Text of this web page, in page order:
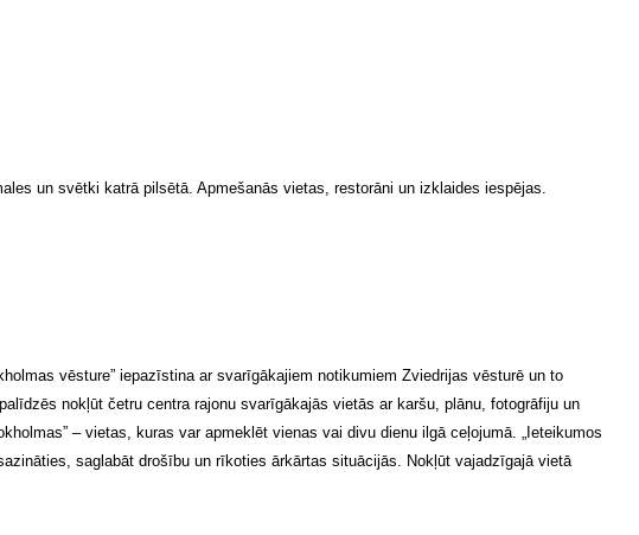
un svētki katrā pilsētā. Apmešanās vietas, restorāni un izklaides iespējas.
vēsture” iepazīstina ar svarīgākajiem notikumiem Zviedrijas vēsturē un to
nokļūt četru centra rajonu svarīgākajās vietās ar karšu, plānu, fotogrāfiju un
– vietas, kuras var apmeklēt vienas vai divu dienu ilgā ceļojumā. „Ieteikumos
saglabāt drošību un rīkoties ārkārtas situācijās. Nokļūt vajadzīgajā vietā